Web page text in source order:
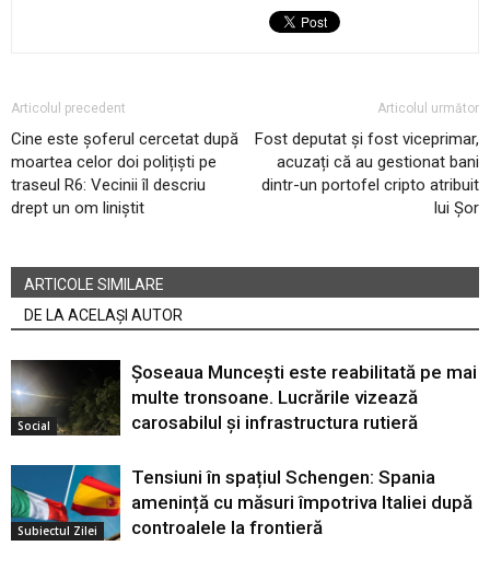
Articolul precedent
Cine este șoferul cercetat după
moartea celor doi polițiști pe
traseul R6: Vecinii îl descriu
drept un om liniștit
Articolul următor
Fost deputat și fost viceprimar,
acuzați că au gestionat bani
dintr-un portofel cripto atribuit
lui Șor
ARTICOLE SIMILARE
DE LA ACELAȘI AUTOR
Social
Șoseaua Muncești este reabilitată pe mai
multe tronsoane. Lucrările vizează
carosabilul și infrastructura rutieră
Subiectul Zilei
Tensiuni în spațiul Schengen: Spania
amenință cu măsuri împotriva Italiei după
controalele la frontieră